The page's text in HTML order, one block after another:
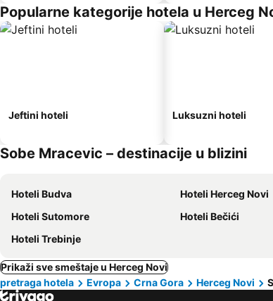
Popularne kategorije hotela u Herceg
Jeftini hoteli Luksuzni hoteli
Sobe Mracevic – destinacije u blizini
Hoteli Budva Hoteli Herceg Novi
Hoteli Sutomore
Hoteli Bečići
Hoteli Trebinje
Prikaži sve smeštaje u Herceg Novi
pretraga hotela
Evropa Crna Gora Herceg Novi